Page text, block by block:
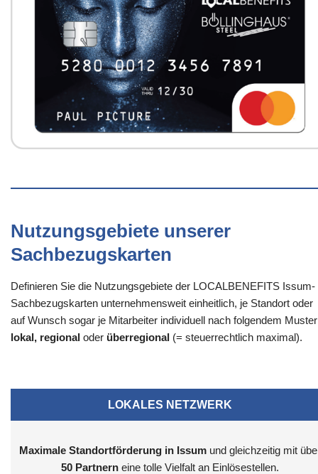
Nutzungsgebiete unserer
Sachbezugskarten
Definieren Sie die Nutzungsgebiete der LOCALBENEFITS Issum-
Sachbezugskarten unternehmensweit einheitlich, je Standort oder
auf Wunsch sogar je Mitarbeiter individuell nach folgendem
lokal, regional oder überregional (= steuerrechtlich maximal).
LOKALES NETZWERK
Maximale Standortförderung in Issumund gleichzeitig mit
50 Partnerneine tolle Vielfalt an Einlösestellen.